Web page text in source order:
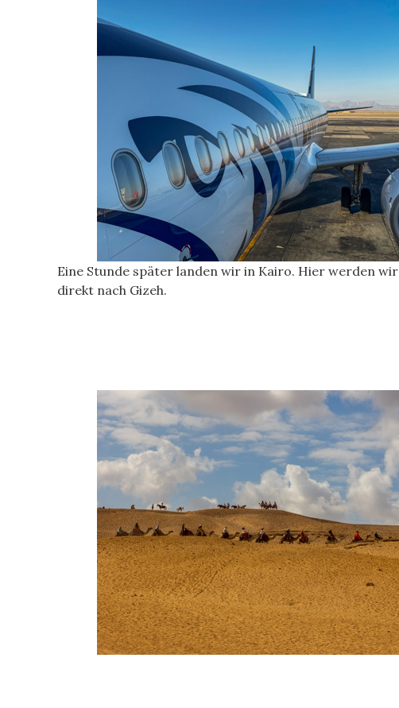
Eine Stunde später landen wir in Kairo. Hier werden
direkt nach Gizeh.